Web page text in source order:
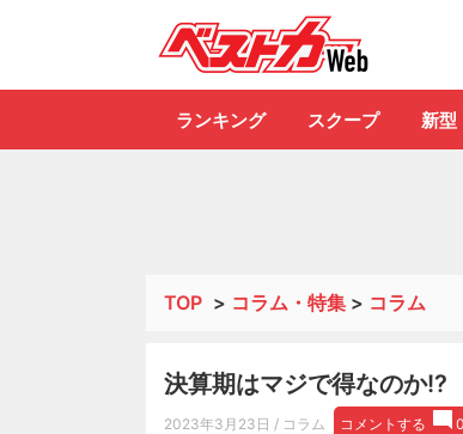
ランキング スクープ 新型
TOP > コラム・特集 > コラム
決算期はマジで得なのか
2023年3月23日 / コラム コメントする
0